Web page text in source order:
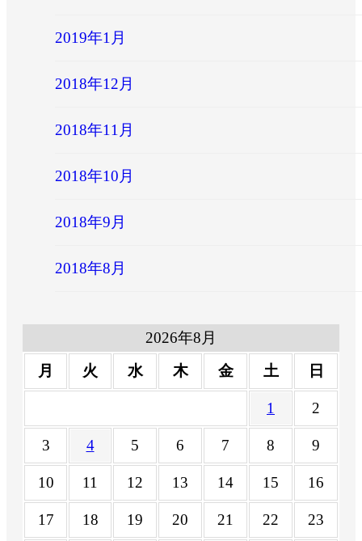
2019年1月
2018年12月
2018年11月
2018年10月
2018年9月
2018年8月
2026年8月
月
火 水 木 金 土 日
1 2
3 4 5 6 7 8 9
10 11 12 13 14 15 16
17 18 19 20 21 22 23